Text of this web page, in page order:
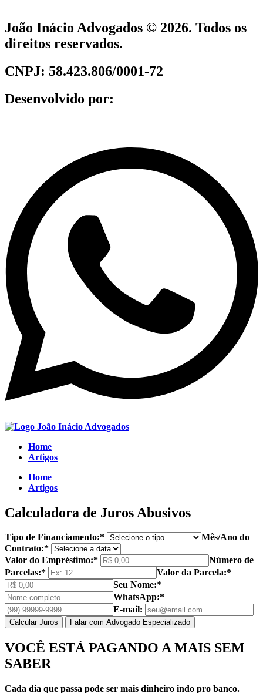
João Inácio Advogados © 2026. Todos os
direitos reservados.
CNPJ: 58.423.806/0001-72
Desenvolvido por:
Home
Artigos
Home
Artigos
Calculadora de Juros Abusivos
Tipo de Financiamento:*
Mês/Ano do
Contrato:*
Valor do Empréstimo:*
Número de
Parcelas:*
Valor da Parcela:*
Seu Nome:*
WhatsApp:*
E-mail:
Calcular Juros Falar com Advogado Especializado
VOCÊ ESTÁ PAGANDO A MAIS SEM
SABER
Cada dia que passa pode ser mais dinheiro indo pro banco.